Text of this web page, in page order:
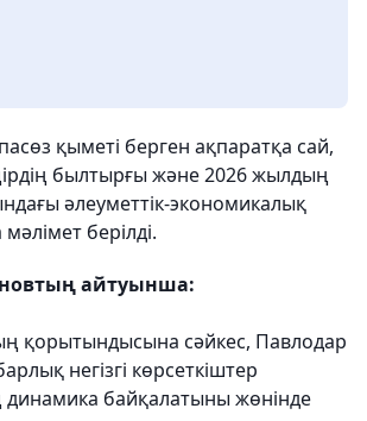
қыметі берген ақпаратқа сай,
былтырғы және 2026 жылдың
әлеуметтік-экономикалық
берілді.
айтуынша:
қорытындысына сәйкес, Павлодар
негізгі көрсеткіштер
байқалатыны жөнінде